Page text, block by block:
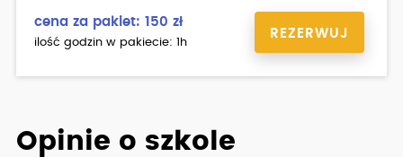
cena za pakiet: 150 zł
ilość godzin w pakiecie: 1h
REZERWUJ
Opinie o szkole